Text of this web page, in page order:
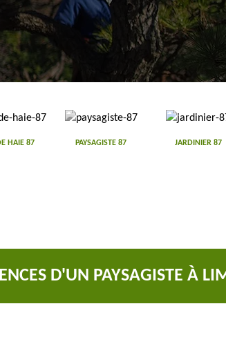
HAIE 87 PAYSAGISTE 87
JARDINIER 87
D'UN PAYSAGISTE À